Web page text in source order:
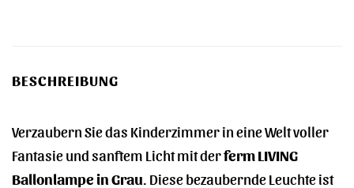
BESCHREIBUNG
Verzaubern Sie das Kinderzimmer in eine Welt voller
Fantasie und sanftem Licht mit derferm LIVING
Ballonlampe in Grau . Diese bezaubernde Leuchte ist